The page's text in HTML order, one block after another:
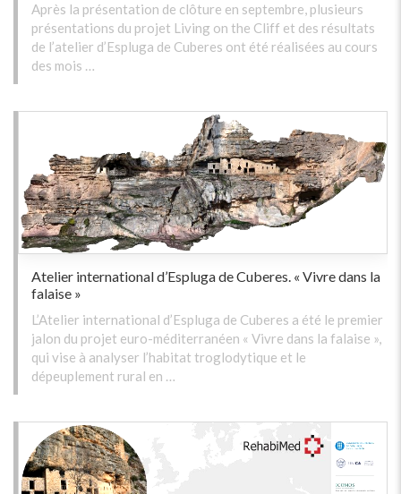
Après la présentation de clôture en septembre, plusieurs
présentations du projet Living on the Cliff et des résultats
de l’atelier d’Espluga de Cuberes ont été réalisées au cours
des mois …
Atelier international d’Espluga de Cuberes. « Vivre dans la
falaise »
L’Atelier international d’Espluga de Cuberes a été le premier
jalon du projet euro-méditerranéen « Vivre dans la falaise »,
qui vise à analyser l’habitat troglodytique et le
dépeuplement rural en …